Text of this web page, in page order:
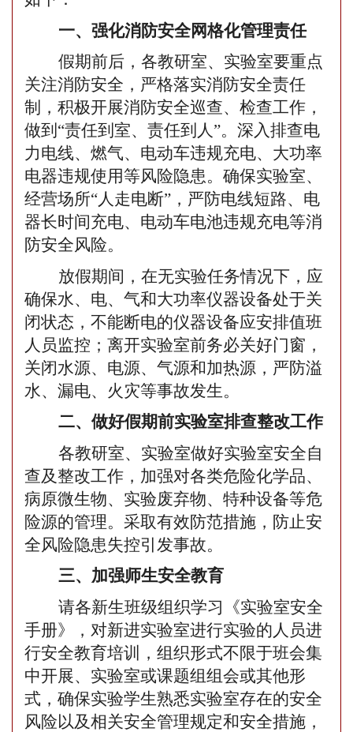
一、强化消防安全网格化管理责任
假期前后，各教研室、实验室要重点
关注消防安全，严格落实消防安全责任
制，积极开展消防安全巡查、检查工作，
做到 “责任到室、责任到人”。深入排查电
力电线、燃气、电动车违规充电、大功率
电器违规使用等风险隐患。确保实验室、
经营场所“人走电断”，严防电线短路、电
器长时间充电、电动车电池违规充电等消
防安全风险。
放假期间，在无实验任务情况下，应
确保水、电、气和大功率仪器设备处于关
闭状态，不能断电的仪器设备应安排值班
人员监控；离开实验室前务必关好门窗，
关闭水源、电源、气源和加热源，严防溢
水、漏电、火灾等事故发生。
二、 做好假期前实验室排查整改工作
各教研室、实验室做好实验室安全自
查及整改工作，加强对各类危险化学品、
病原微生物、实验废弃物、特种设备等危
险源的管理。采取有效防范措施，防止安
全风险隐患失控引发事故。
三、加强师生安全教育
请各新生班级组织学习
《实验室安全
手册》，对新进实验室进行实验的人员进
行安全教育培训，组织形式不限于班会集
中开展、实验室或课题组组会或其他形
式，确保实验学生熟悉实验室存在的安全
风险以及相关安全管理规定和安全措施，